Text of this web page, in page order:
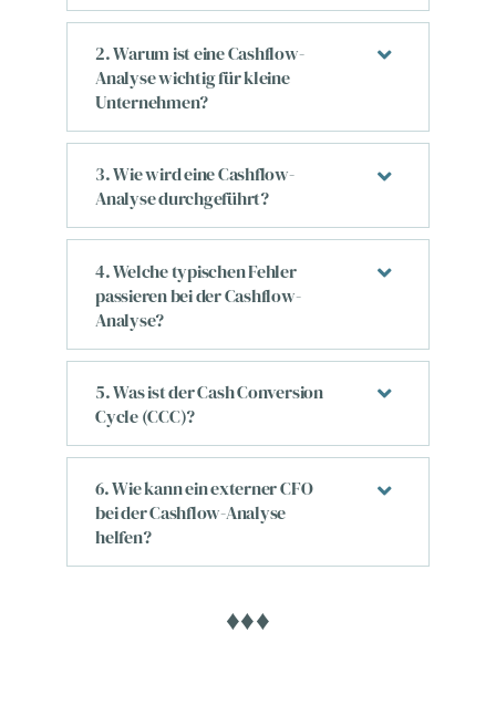
2. Warum ist eine Cashflow-
Analyse wichtig für kleine
Unternehmen?
3. Wie wird eine Cashflow-
Analyse durchgeführt?
4. Welche typischen Fehler
passieren bei der Cashflow-
Analyse?
5. Was ist der Cash Conversion
Cycle (CCC)?
6. Wie kann ein externer CFO
bei der Cashflow-Analyse
helfen?
♦♦♦